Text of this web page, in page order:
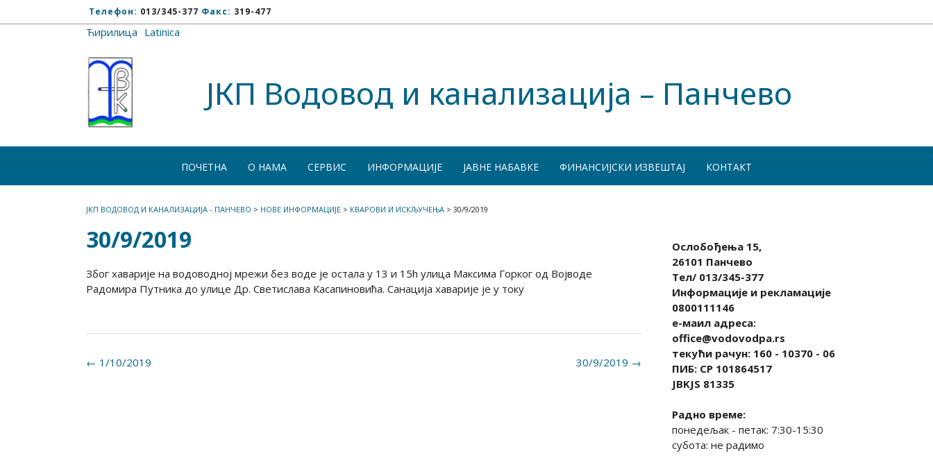
Телефон: 013/345-377 Факс: 319-477
Ћирилица Latinica
ЈКП Водовод и канализација – Панчево
ПОЧЕТНА О НАМА СЕРВИС ИНФОРМАЦИЈЕ ЈАВНЕ НАБАВКЕ ФИНАНСИЈСКИ ИЗВЕШТАЈ КОНТАКТ
ЈКП ВОДОВОД И КАНАЛИЗАЦИЈА - ПАНЧЕВО > НОВЕ ИНФОРМАЦИЈЕ > КВАРОВИ И ИСКЉУЧЕЊА > 30/9/2019
30/9/2019
Због хаварије на водоводној мрежи без воде је остала у 13 и 15h улица Максима Горког од Војводе
Радомира Путника до улице Др. Светислава Касапиновића. Санација хаварије је у току
Post 30/9/2019 →
← 1/10/2019
Ослобођења 15,
26101 Панчево
Тел/ 013/345-377
Информације и рекламације
0800111146
е-маил адреса:
office@vodovodpa.rs
текући рачун: 160 - 10370 - 06
ПИБ: СР 101864517
JBKJS 81335
Радно време:
понедељак - петак: 7:30-15:30
субота: не радимо